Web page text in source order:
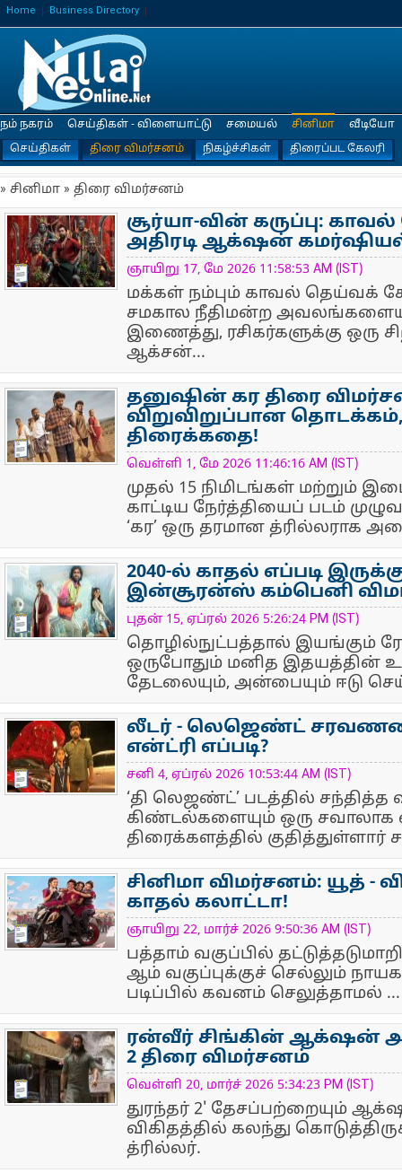
Home Business Directory
நம் நகரம் செய்திகள் - விளையாட்டு சமையல்
சினிமா
செய்திகள்
திரை விமர்சனம் நிகழ்ச்சிகள் திரைப்பட கேலரி
வீடியோ
» சினிமா » திரை விமர்சனம்
NewsIcon
சூர்யா-வின் கருப்பு:
அதிரடி ஆக்‌ஷன் கமர்ஷியல்
ஞாயிறு 17, மே 2026 11:58:53 AM (IST)
மக்கள் நம்பும் காவல் தெய்வக்
சமகால நீதிமன்ற
இணைத்து, ரசிகர்களுக்கு ஒரு
ஆக்சன்...
NewsIcon
தனுஷின் கர திரை
விறுவிறுப்பான தொடக்கம்,
திரைக்கதை!
வெள்ளி 1, மே 2026 11:46:16 AM (IST)
முதல் 15 நிமிடங்கள் மற்றும்
காட்டிய நேர்த்தியைப் படம்
‘கர’ ஒரு தரமான த்ரில்லராக
NewsIcon
2040-ல் காதல் எப்படி
இன்சூரன்ஸ் கம்பெனி
புதன் 15, ஏப்ரல் 2026 5:26:24 PM (IST)
தொழில்நுட்பத்தால் இயங்கும்
ஒருபோதும் மனித
தேடலையும், அன்பையும் ஈடு
NewsIcon
லீடர் - லெஜெண்ட்
என்ட்ரி எப்படி?
சனி 4, ஏப்ரல் 2026 10:53:44 AM (IST)
‘தி லெஜண்ட்’ படத்தில்
கிண்டல்களையும் ஒரு சவாலாக
திரைக்களத்தில்
NewsIcon
சினிமா விமர்சனம்: யூத் -
காதல் கலாட்டா!
ஞாயிறு 22, மார்ச் 2026 9:50:36 AM (IST)
பத்தாம் வகுப்பில்
ஆம் வகுப்புக்குச் செல்லும்
படிப்பில் கவனம் செலுத்தாமல் ...
NewsIcon
ரன்வீர் சிங்கின் ஆக்‌ஷன்
2 திரை விமர்சனம்
வெள்ளி 20, மார்ச் 2026 5:34:23 PM (IST)
துரந்தர் 2' தேசப்பற்றையும்
விகிதத்தில் கலந்து
த்ரில்லர்.